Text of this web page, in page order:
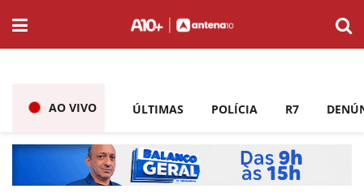
AO VIVO ÚLTIMAS POLÍCIA R7